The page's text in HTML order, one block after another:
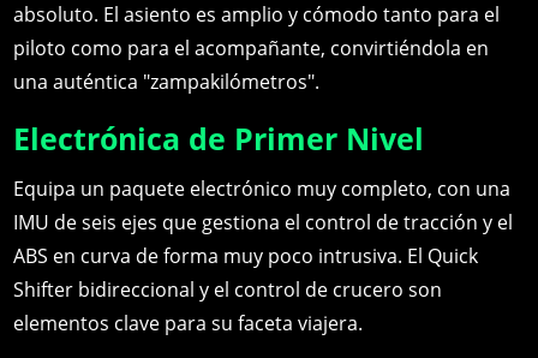
absoluto. El asiento es amplio y cómodo tanto para el
piloto como para el acompañante, convirtiéndola en
una auténtica "zampakilómetros".
Electrónica de Primer Nivel
Equipa un paquete electrónico muy completo, con una
IMU de seis ejes que gestiona el control de tracción y el
ABS en curva de forma muy poco intrusiva. El Quick
Shifter bidireccional y el control de crucero son
elementos clave para su faceta viajera.